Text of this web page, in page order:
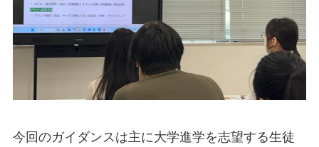
今回のガイダンスは主に大学進学を志望する生徒